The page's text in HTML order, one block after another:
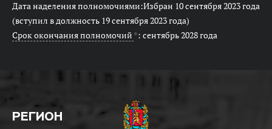
Дата наделения полномочиями:Избран 10 сентября 2023 года
(вступил в должность 19 сентября 2023 года)
Срок окончания полномочий *: сентябрь 2028 года
РЕГИОН